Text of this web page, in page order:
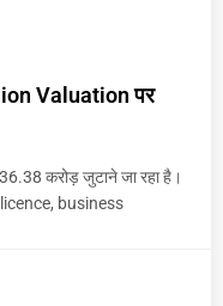
Valuation पर
करोड़ जुटाने जा रहा है।
business